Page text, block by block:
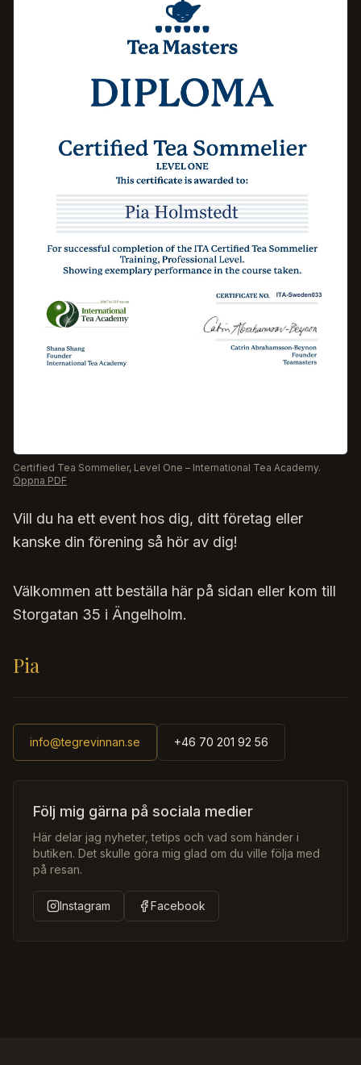
Certified Tea Sommelier, Level One – International Tea Academy.
Öppna PDF
Vill du ha ett event hos dig, ditt företag eller
kanske din förening så hör av dig!
Välkommen att beställa här på sidan eller kom till
Storgatan 35 i Ängelholm.
Pia
info@tegrevinnan.se +46 70 201 92 56
Följ mig gärna på sociala medier
Här delar jag nyheter, tetips och vad som händer i
butiken. Det skulle göra mig glad om du ville följa med
på resan.
Instagram Facebook